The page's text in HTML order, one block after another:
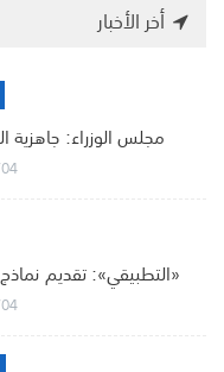
أخر الأخبار
مجلس الوزراء: جاهزية
«التطبيقي»: تقديم